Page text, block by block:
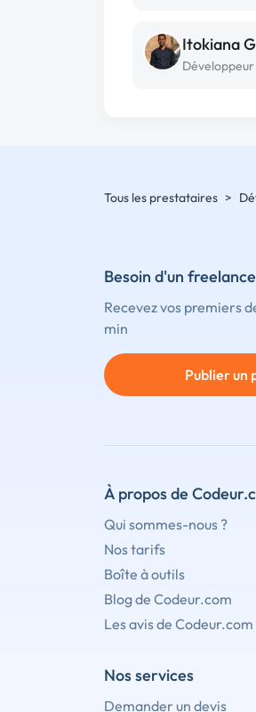
Itokiana
Tous les prestataires >
Besoin d'un
Recevez vos premiers
min
Publier un
À propos de
Qui sommes-nous ?
Nos tarifs
Boîte à outils
Blog de Codeur.com
Les avis de Codeur.com
Nos services
Demander un devis